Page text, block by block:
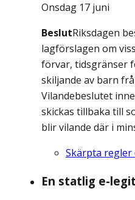
Onsdag 17 juni
BeslutRiksdagen
lagförslagen om
förvar, tidsgränser
skiljande av barn
Vilandebeslutet
skickas tillbaka till
blir vilande där i
Skärpta regler
En statlig e-